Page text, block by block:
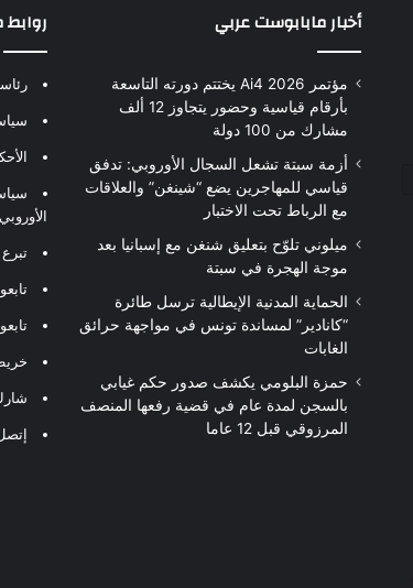
أخبار مابابوست عربي
مؤتمر Ai4 2026 يختتم دورته التاسعة
بأرقام قياسية وحضور يتجاوز 12 ألف
مشارك من 100 دولة
أزمة سبتة تشعل السجال الأوروبي: تدفق
قياسي للمهاجرين يضع “شينغن” والعلاقات
مع الرباط تحت الاختبار
ميلوني تلوّح بتعليق شنغن مع إسبانيا بعد
موجة الهجرة في سبتة
الحماية المدنية الإيطالية ترسل طائرة
“كانادير” لمساندة تونس في مواجهة حرائق
الغابات
حمزة البلومي يكشف صدور حكم غيابي
بالسجن لمدة عام في قضية رفعها المنصف
المرزوقي قبل 12 عاما
تبرع